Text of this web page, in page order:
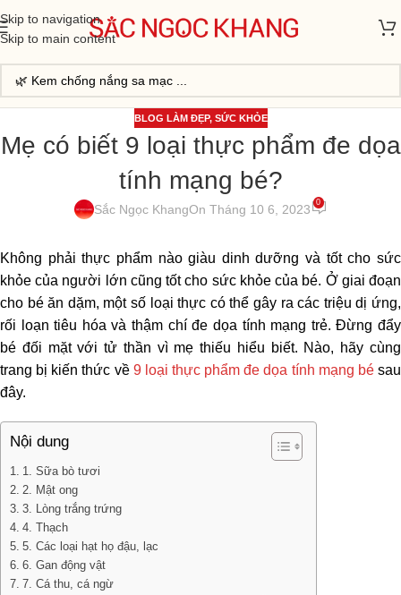
Skip to navigation
Skip to main content
BLOG LÀM ĐẸP, SỨC KHỎE
Mẹ có biết 9 loại thực phẩm đe dọa
tính mạng bé?
Sắc Ngọc KhangOn Tháng 10 6, 2023 0
Không phải thực phẩm nào giàu dinh dưỡng và tốt cho sức
khỏe của người lớn cũng tốt cho sức khỏe của bé. Ở giai đoạn
cho bé ăn dặm, một số loại thực có thể gây ra các triệu dị ứng,
rối loạn tiêu hóa và thậm chí đe dọa tính mạng trẻ. Đừng đẩy
bé đối mặt với tử thần vì mẹ thiếu hiểu biết. Nào, hãy cùng
trang bị kiến thức về 9 loại thực phẩm đe dọa tính mạng bésau
đây.
Nội dung
1. Sữa bò tươi
2. Mật ong
3. Lòng trắng trứng
4. Thạch
5. Các loại hạt họ đậu, lạc
6. Gan động vật
7. Cá thu, cá ngừ